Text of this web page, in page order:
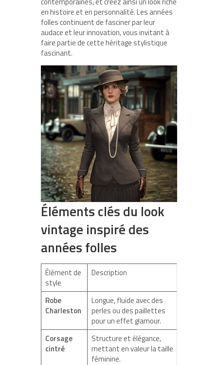
en histoire et en personnalité. Les années
folles continuent de fasciner par leur
audace et leur innovation, vous invitant à
faire partie de cette héritage stylistique
fascinant.
Éléments clés du look
vintage inspiré des
années folles
Élément de
style
Description
Robe
Charleston
Longue, fluide avec des
perles ou des paillettes
pour un effet glamour.
Corsage
cintré
Structure et élégance,
mettant en valeur la taille
féminine.